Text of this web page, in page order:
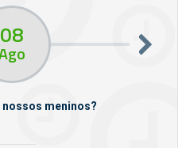
08
nossos meninos?